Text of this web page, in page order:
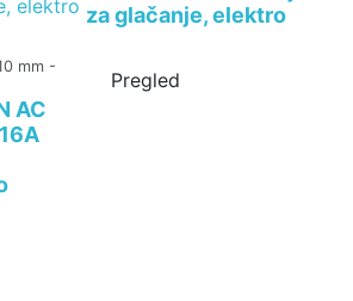
mm -
AC
za glačanje, elektro
Pregled